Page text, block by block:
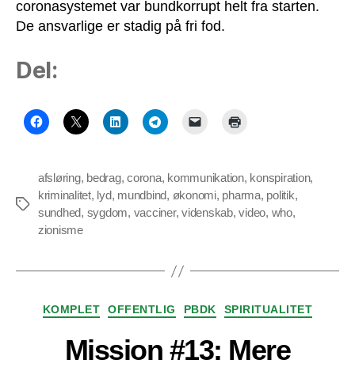
coronasystemet var bundkorrupt helt fra starten.
De ansvarlige er stadig på fri fod.
Del:
Tags
afsløring, bedrag,corona, kommunikation, konspiration,
kriminalitet, lyd, mundbind, økonomi, pharma, politik,
sundhed, sygdom, vacciner,videnskab,video, who,
zionisme
Kategorier
KOMPLET OFFENTLIG PBDK SPIRITUALITET
Mission #13: Mere